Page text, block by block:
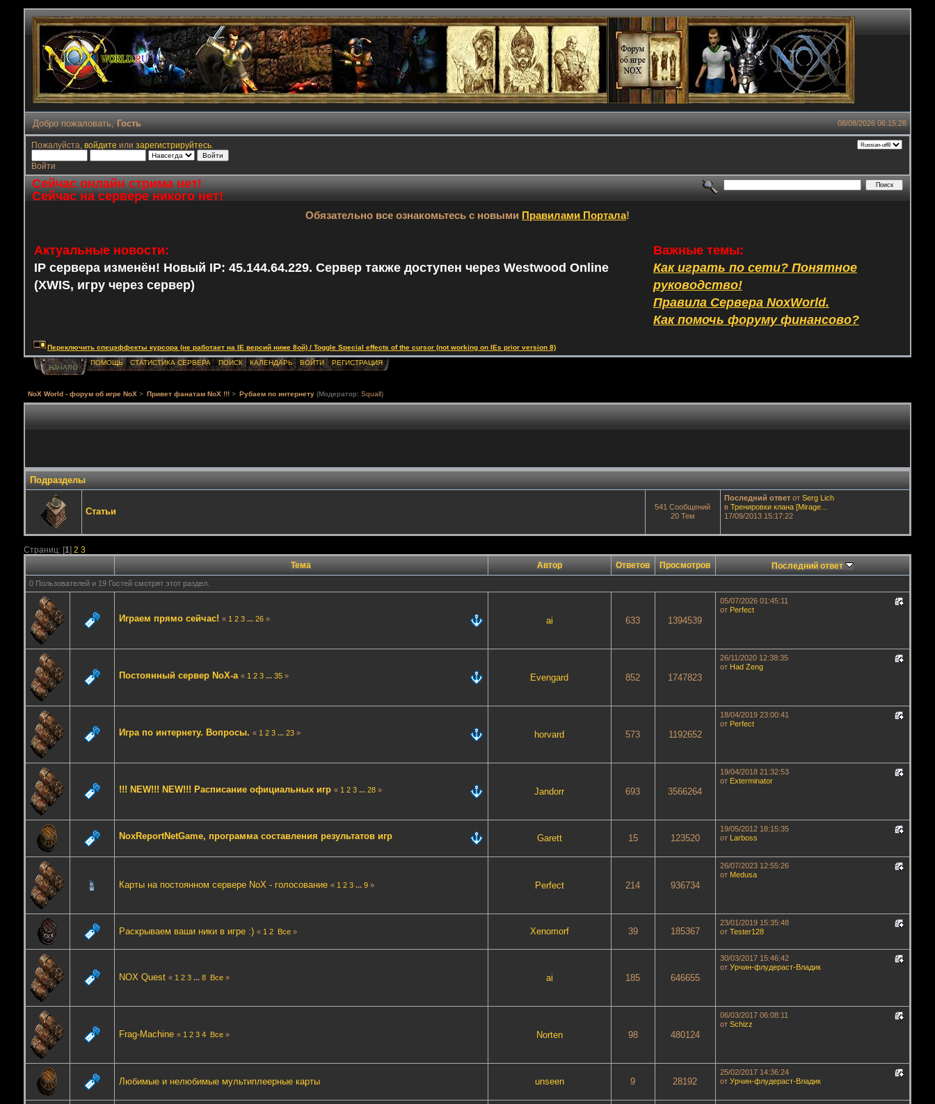
08/08/2026 06:15:28
Добро пожаловать, Гость
Пожалуйста, войдите или зарегистрируйтесь.
Войти
Сейчас онлайн стрима нет!
Сейчас на сервере никого нет!
Обязательно все ознакомьтесь с новыми Правилами Портала!
Актуальные новости:
IP сервера изменён! Новый IP: 45.144.64.229. Сервер также доступен через Westwood Online
(XWIS, игру через сервер)
Важные темы:
Как играть по сети? Понятное
руководство!
Правила Сервера NoxWorld.
Как помочь форуму финансово?
Переключить спецэффекты курсора (не работает на IE версий ниже 8ой) / Toggle Special effects of the cursor (not working on IEs prior version 8)
НАЧАЛО
ПОМОЩЬ СТАТИСТИКА СЕРВЕРА ПОИСК КАЛЕНДАРЬ ВОЙТИ РЕГИСТРАЦИЯ
NoX World - форум об игре NoX > Привет фанатам NoX !!! > Рубаем по интернету (Модератор:Squall)
Подразделы
Статьи
541 Сообщений
20 Тем
Последний ответ отSerg Lich
вТренировки клана [Mirage...
17/09/2013 15:17:22
Страниц: [1] 2 3
Тема
Автор Ответов Просмотров Последний ответ
0 Пользователей и 19 Гостей смотрят этот раздел.
Играем прямо сейчас! « 1 2 3 ...26 » ai 633 1394539
05/07/2026 01:45:11
от Perfect
Постоянный сервер NoX-а « 1 2 3 ...35 » Evengard 852 1747823
26/11/2020 12:38:35
от Had Zeng
Игра по интернету. Вопросы. « 1 2 3 ...23 » horvard 573 1192652
18/04/2019 23:00:41
от Perfect
!!! NEW!!! NEW!!! Расписание официальных игр « 1 2 3 ...28 » Jandorr 693 3566264
19/04/2018 21:32:53
от Exterminator
NoxReportNetGame, программа составления результатов игр Garett 15 123520
19/05/2012 18:15:35
от Lаrboss
Карты на постоянном сервере NoX - голосование « 1 2 3 ...9 » Perfect 214 936734
26/07/2023 12:55:26
от Medusa
Раскрываем ваши ники в игре :) « 1 2 Все » Xenomorf 39 185367
23/01/2019 15:35:48
отTester128
NOX Quest « 1 2 3 ...8 Все » ai 185 646655
30/03/2017 15:46:42
отУрчин-флудераст-Владик
Frag-Machine « 1 2 3 4 Все » Norten 98 480124
06/03/2017 06:08:11
отSchizz
Любимые и нелюбимые мультиплеерные карты unseen 9 28192
25/02/2017 14:36:24
отУрчин-флудераст-Владик